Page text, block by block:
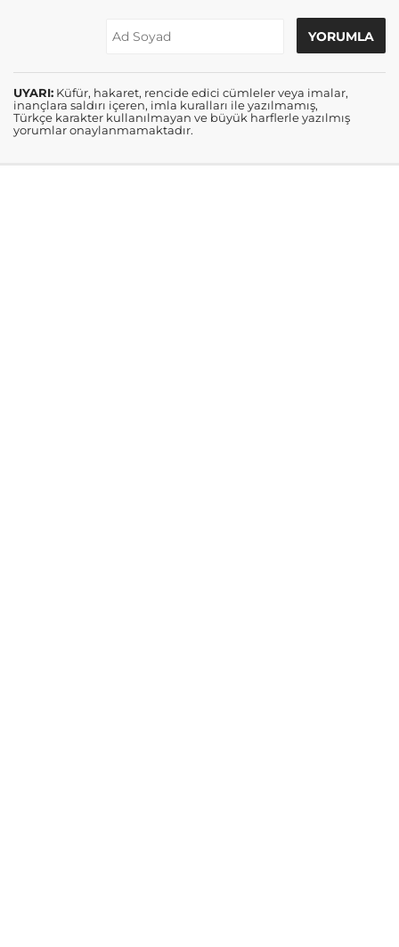
UYARI: Küfür, hakaret, rencide edici cümleler veya imalar,
inançlara saldırı içeren, imla kuralları ile yazılmamış,
Türkçe karakter kullanılmayan ve büyük harflerle yazılmış
yorumlar onaylanmamaktadır.